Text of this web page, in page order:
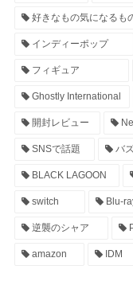
好きなもの気になるも
インディーポップ
フィギュア
Ghostly International
開封レビュー
SNSで話題 バ
BLACK LAGOON
switch Blu-
逆襲のシャア
amazon IDM